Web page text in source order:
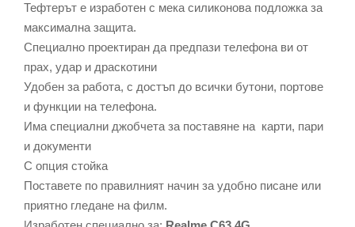
Тефтерът е изработен с мека силиконова подложка за
максимална защита.
Специално проектиран да предпази телефона ви от
прах, удар и драскотини
Удобен за работа, с достъп до всички бутони, портове
и функции на телефона.
Има специални джобчета за поставяне на карти, пари
и документи
С опция стойка
Поставете по правилният начин за удобно писане или
приятно гледане на филм.